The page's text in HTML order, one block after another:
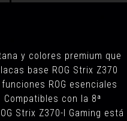
y colores premium que
base ROG Strix Z370
ROG esenciales
con la 8ª
Strix Z370-I Gaming está